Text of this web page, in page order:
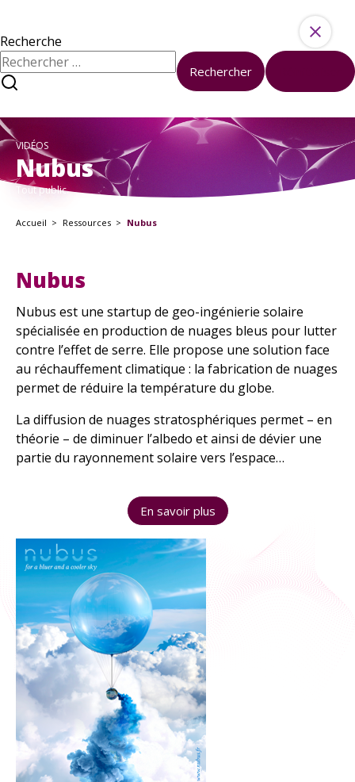
À propos
Sciences et société à l’université
Nous contacter
À votre disposition
Formations
Kits pédagogiques
Tous les événements
À explorer
TOUTES LES ACTIVITÉS
Recherche
Rechercher :
Rechercher
VIDÉOS
Nubus
Tout public.
Accueil Ressources Nubus
Nubus
Nubus est une startup de geo-ingénierie solaire
spécialisée en production de nuages bleus pour lutter
contre l’effet de serre. Elle propose une solution face
au réchauffement climatique : la fabrication de nuages
permet de réduire la température du globe.
La diffusion de nuages stratosphériques permet – en
théorie – de diminuer l’albedo et ainsi de dévier une
partie du rayonnement solaire vers l’espace…
En savoir plus